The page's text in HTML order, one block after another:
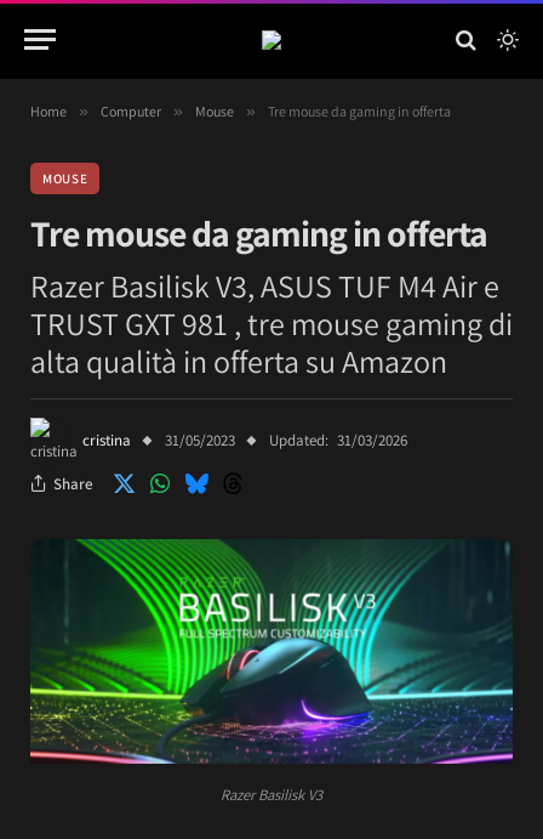
Home » Computer » Mouse » Tre mouse da gaming in offerta
MOUSE
Tre mouse da gaming in offerta
Razer Basilisk V3, ASUS TUF M4 Air e
TRUST GXT 981 , tre mouse gaming di
alta qualità in offerta su Amazon
cristina 31/05/2023 Updated: 31/03/2026
Share
Razer Basilisk V3